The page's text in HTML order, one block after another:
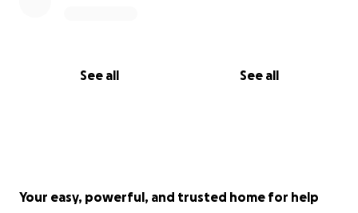
See all See all
Your easy, powerful, and trusted home for help